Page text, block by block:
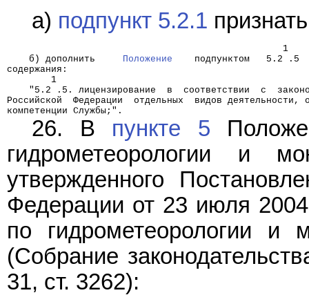
а) подпункт 5.2.1
                                                  1
    б) дополнить
Положение
подпунктом   5.2 .5
содержания:
        1
"5.2 .5. лицензирование  в  соответствии  с
Российской  Федерации  отдельных  видов деятельности,
компетенции Службы;".
26. В пункте 5
гидрометеорологии и
утвержденного
Федерации от 23 июля
по гидрометеорологии и
(Собрание
31, ст. 3262):